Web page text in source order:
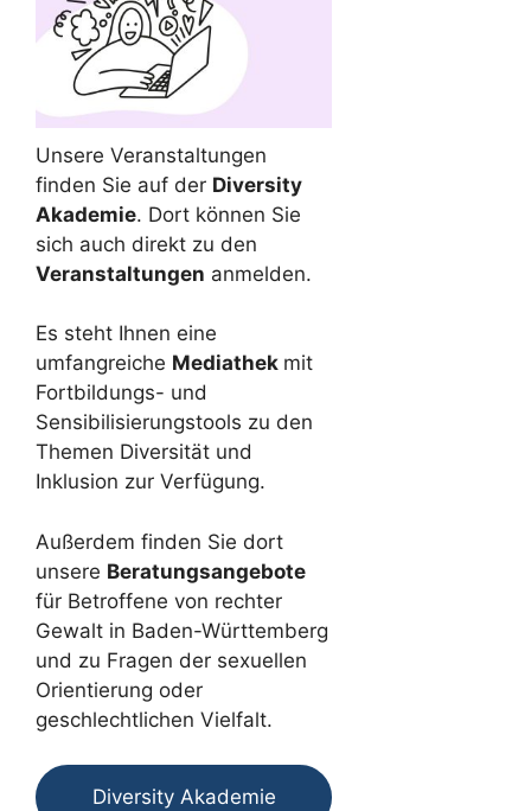
Unsere Veranstaltungen
finden Sie auf der Diversity
Akademie. Dort können Sie
sich auch direkt zu den
Veranstaltungen anmelden.
Es steht Ihnen eine
umfangreiche Mediathek mit
Fortbildungs- und
Sensibilisierungstools zu den
Themen Diversität und
Inklusion zur Verfügung.
Außerdem finden Sie dort
unsere Beratungsangebote
für Betroffene von rechter
Gewalt in Baden-Württemberg
und zu Fragen der sexuellen
Orientierung oder
geschlechtlichen Vielfalt.
Diversity Akademie